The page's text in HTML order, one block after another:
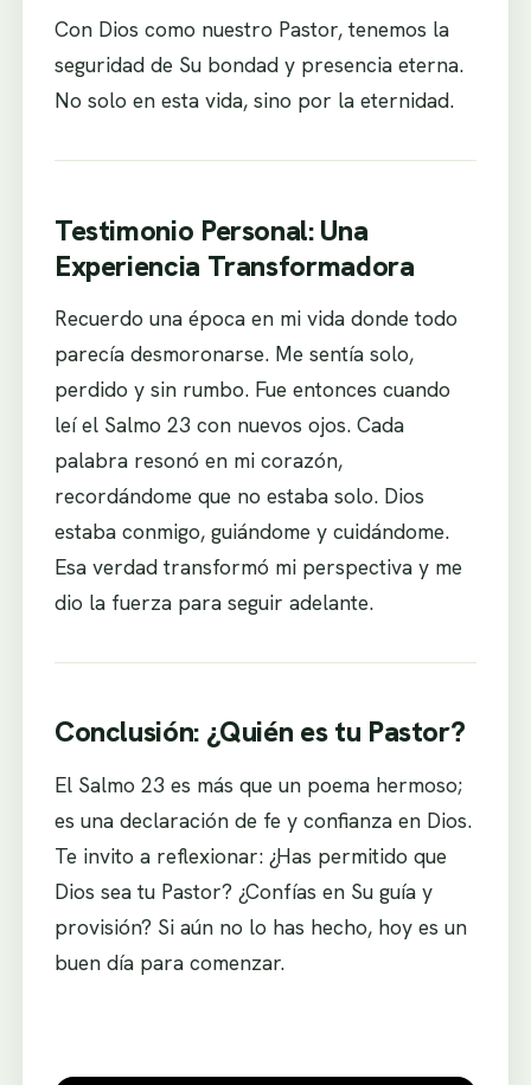
Con Dios como nuestro Pastor, tenemos la
seguridad de Su bondad y presencia eterna.
No solo en esta vida, sino por la eternidad.
Testimonio Personal: Una
Experiencia Transformadora
Recuerdo una época en mi vida donde todo
parecía desmoronarse. Me sentía solo,
perdido y sin rumbo. Fue entonces cuando
leí el Salmo 23 con nuevos ojos. Cada
palabra resonó en mi corazón,
recordándome que no estaba solo. Dios
estaba conmigo, guiándome y cuidándome.
Esa verdad transformó mi perspectiva y me
dio la fuerza para seguir adelante.
Conclusión: ¿Quién es tu Pastor?
El Salmo 23 es más que un poema hermoso;
es una declaración de fe y confianza en Dios.
Te invito a reflexionar: ¿Has permitido que
Dios sea tu Pastor? ¿Confías en Su guía y
provisión? Si aún no lo has hecho, hoy es un
buen día para comenzar.